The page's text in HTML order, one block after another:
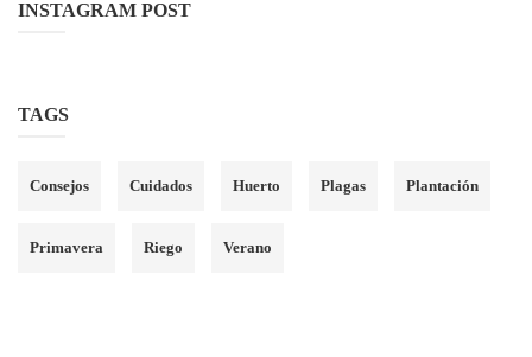
INSTAGRAM POST
TAGS
Consejos Cuidados Huerto Plagas Plantación
Primavera Riego Verano